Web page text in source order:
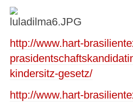
http://www.hart-
kindersitz-gesetz/
http://www.hart-